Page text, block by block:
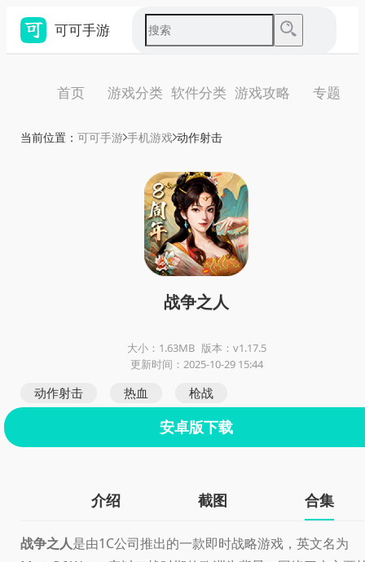
可可手游
首页 游戏分类 软件分类 游戏攻略 专题
当前位置： 可可手游 手机游戏 动作射击
战争之人
大小：1.63MB 版本：v1.17.5
更新时间：2025-10-29 15:44
动作射击 热血 枪战
安卓版下载
介绍 截图 合集
战争之人是由1C公司推出的一款即时战略游戏，英文名为